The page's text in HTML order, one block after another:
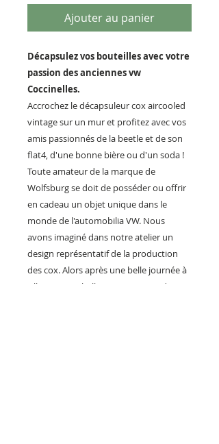
Ajouter au panier
Décapsulez vos bouteilles avec votre
passion des anciennes vw
Coccinelles.
Accrochez le décapsuleur cox aircooled
vintage sur un mur et profitez avec vos
amis passionnés de la beetle et de son
flat4, d'une bonne bière ou d'un soda !
Toute amateur de la marque de
Wolfsburg se doit de posséder ou offrir
en cadeau un objet unique dans le
monde de l'automobilia VW. Nous
avons imaginé dans notre atelier un
design représentatif de la production
des cox. Alors après une belle journée à
sillonner nos belles routes en road trip